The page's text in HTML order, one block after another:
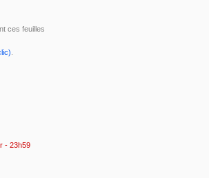
ces feuilles
- 23h59